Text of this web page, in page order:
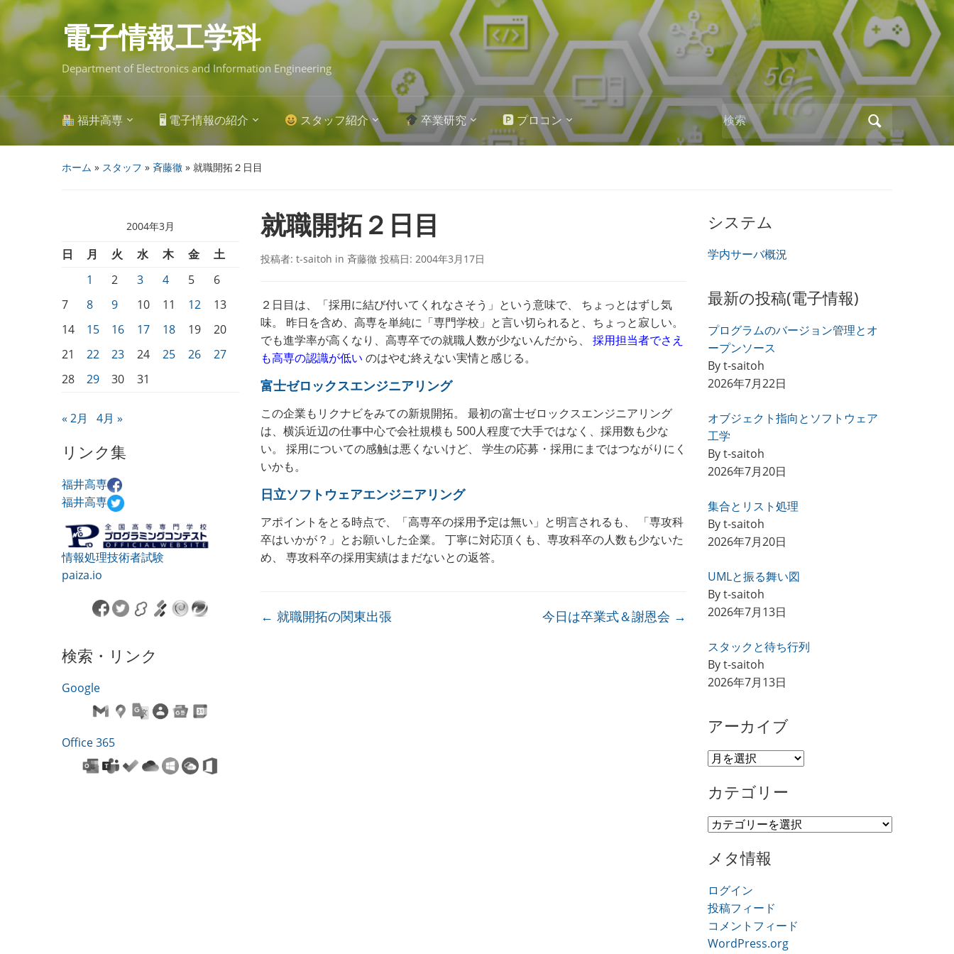
Skip
to
main
content 電子情報工学科
Department of Electronics and Information Engineering
福井高専 🖥 電子情報の紹介 スタッフ紹介 卒業研究 🅿 プロコン
Search
for:
ホーム » スタッフ » 斉藤徹 » 就職開拓２日目
2004年3月
日 月 火 水 木 金
土
1
2 3 4 5
6
7
8 9 10 11 12
13
14
15 16 17 18 19
20
21
22 23 24 25 26
27
28
29 30 31
« 2月 4月 »
リンク集
福井高専
福井高専
情報処理技術者試験
paiza.io
検索・リンク
Google
Office 365
就職開拓２日目
投稿者: t-saitoh in 斉藤徹 投稿日: 2004年3月17日
２日目は、「採用に結び付いてくれなさそう」という意味で、 ちょっとはずし気
味。 昨日を含め、高専を単純に「専門学校」と言い切られると、ちょっと寂しい。
でも進学率が高くなり、高専卒での就職人数が少ないんだから、 採用担当者でさえ
も高専の認識が低い のはやむ終えない実情と感じる。
富士ゼロックスエンジニアリング
この企業もリクナビをみての新規開拓。 最初の富士ゼロックスエンジニアリング
は、横浜近辺の仕事中心で会社規模も 500人程度で大手ではなく、採用数も少な
い。 採用についての感触は悪くないけど、 学生の応募・採用にまではつながりにく
いかも。
日立ソフトウェアエンジニアリング
アポイントをとる時点で、「高専卒の採用予定は無い」と明言されるも、 「専攻科
卒はいかが？」とお願いした企業。 丁寧に対応頂くも、専攻科卒の人数も少ないた
め、 専攻科卒の採用実績はまだないとの返答。
← 就職開拓の関東出張 今日は卒業式＆謝恩会 →
システム
学内サーバ概況
最新の投稿(電子情報)
プログラムのバージョン管理とオ
ープンソース
By t-saitoh
2026年7月22日
オブジェクト指向とソフトウェア
工学
By t-saitoh
2026年7月20日
集合とリスト処理
By t-saitoh
2026年7月20日
UMLと振る舞い図
By t-saitoh
2026年7月13日
スタックと待ち行列
By t-saitoh
2026年7月13日
アーカイブ
ア
カ
ブ
カテゴリー
カ
ゴ
ー
メタ情報
ログイン
投稿フィード
コメントフィード
WordPress.org